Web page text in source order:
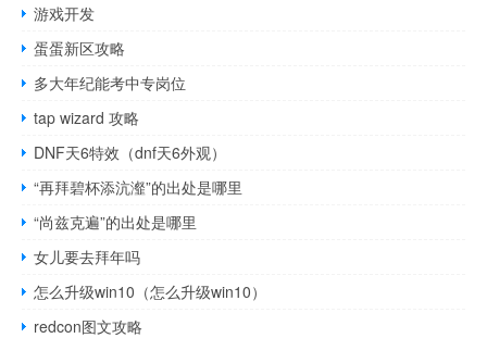
游戏开发
蛋蛋新区攻略
多大年纪能考中专岗位
tap wizard 攻略
DNF天6特效（dnf天6外观）
“再拜碧杯添沆瀣”的出处是哪里
“尚兹克遍”的出处是哪里
女儿要去拜年吗
怎么升级win10（怎么升级win10）
redcon图文攻略